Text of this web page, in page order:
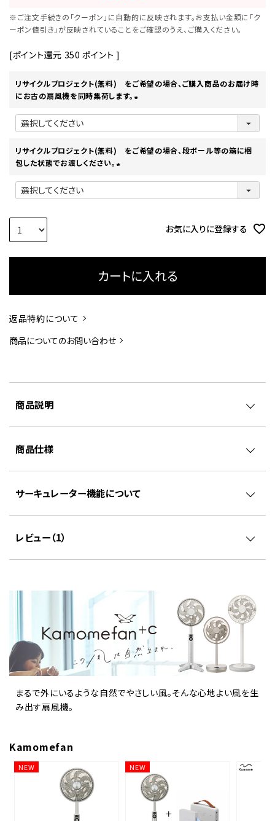
※ご注文手続きの「クーポン」に自動的に反映されます。お支払い金額に「ク
ーポン値引き」が反映されていることをご確認のうえ、ご購入ください。
[ポイント還元 350 ポイント ]
リサイクルプロジェクト(無料) をご希望の場合、ご購入商品のお届け時
にお古の扇風機を同時集荷します。
(
)
リサイクルプロジェクト(無料) をご希望の場合、段ボール等の箱に梱
包した状態でお渡しください。
(
お気に入りに登録する
カートに入れる
返品特約について
商品についてのお問い合わせ
商品説明
商品仕様
サーキュレーター機能について
レビュー（1）
まるで外にいるような自然でやさしい風。そんな心地よい風を生
み出す扇風機。
Kamomefan
NEW NEW